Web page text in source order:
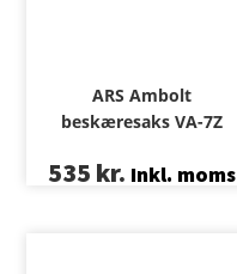
ARS Ambolt
beskæresaks VA-7Z
535 kr. Inkl. moms